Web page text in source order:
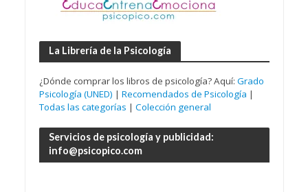
La Librería de la Psicología
¿Dónde comprar los libros de psicología? Aquí: Grado
Psicología (UNED) | Recomendados de Psicología |
Todas las categorías | Colección general
Servicios de psicología y publicidad:
info@psicopico.com